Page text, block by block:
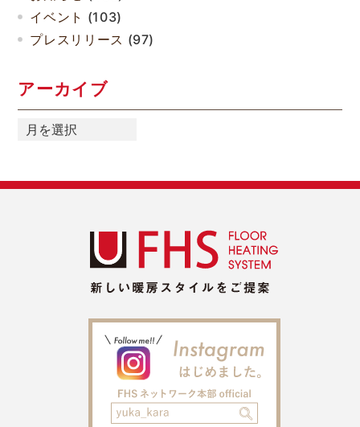
イベント (103)
プレスリリース (97)
アーカイブ
ア
ー
ブ